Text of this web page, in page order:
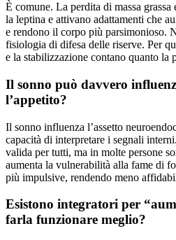
È comune. La perdita di massa
la leptina e attivano adattamenti che
e rendono il corpo più parsimonioso.
fisiologia di difesa delle riserve. Per
e la stabilizzazione contano quanto la
Il sonno può davvero
l’appetito?
Il sonno influenza l’assetto
capacità di interpretare i segnali
valida per tutti, ma in molte persone
aumenta la vulnerabilità alla fame di
più impulsive, rendendo meno
Esistono integratori per
farla funzionare meglio?